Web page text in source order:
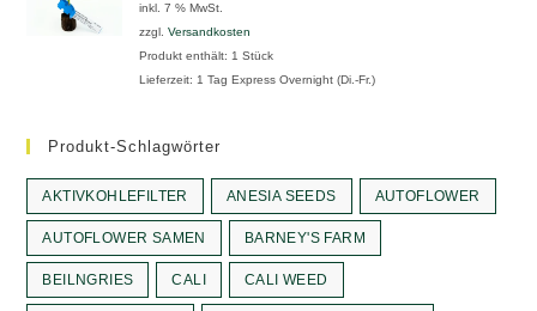
war:
12,90 €
inkl. 7 % MwSt.
zzgl.Versandkosten
Produkt enthält: 1Stück
Lieferzeit:1 Tag Express Overnight (Di.-Fr.)
Produkt-Schlagwörter
AKTIVKOHLEFILTER ANESIA SEEDS AUTOFLOWER
AUTOFLOWER SAMEN BARNEY'S FARM
BEILNGRIES CALI CALI WEED